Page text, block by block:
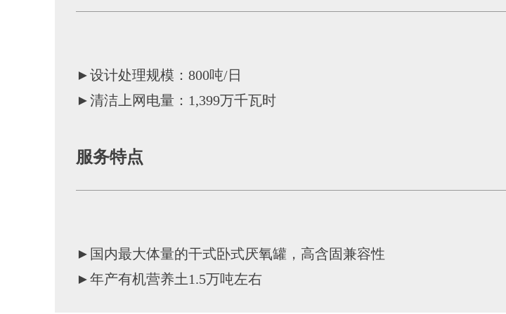
►设计处理规模：800吨/日
►清洁上网电量：1,399万千瓦时
服务特点
►国内最大体量的干式卧式厌氧罐，高含固兼容性
►年产有机营养土1.5万吨左右